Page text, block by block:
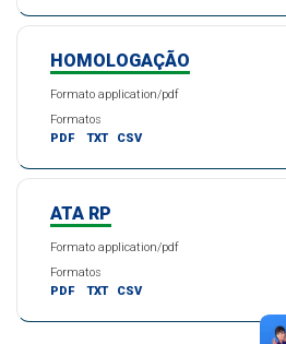
HOMOLOGAÇÃO
Formato application/pdf
Formatos
PDF
TXT CSV
ATA RP
Formato application/pdf
Formatos
PDF
TXT CSV